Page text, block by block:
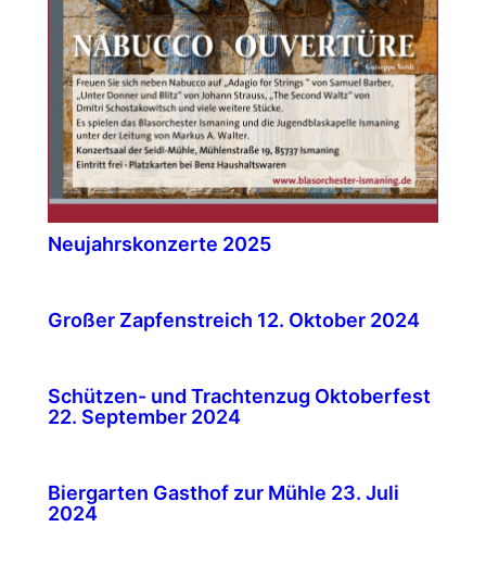
Neujahrskonzerte 2025
Großer Zapfenstreich 12. Oktober 2024
Schützen- und Trachtenzug Oktoberfest
22. September 2024
Biergarten Gasthof zur Mühle 23. Juli
2024